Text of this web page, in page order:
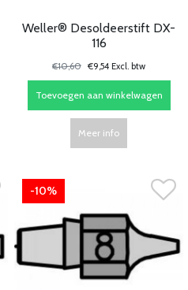
Weller® Desoldeerstift DX-
116
€10,60 €9,54 Excl. btw
Toevoegen aan winkelwagen
Meer info
-10%